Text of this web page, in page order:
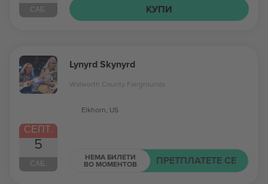
САБ.
КУПИ
СЕПТ.
5
САБ.
Lynyrd Skynyrd
Walworth County Fairgrounds
Elkhorn, US
НЕМА БИЛЕТИ
ВО МОМЕНТОВ ПРЕТПЛАТЕТЕ СЕ